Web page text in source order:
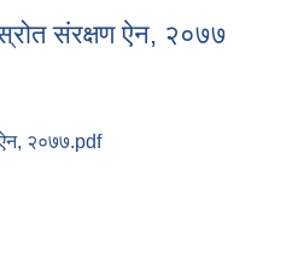
स्रोत संरक्षण ऐन, २०७७
ऐन, २०७७.pdf